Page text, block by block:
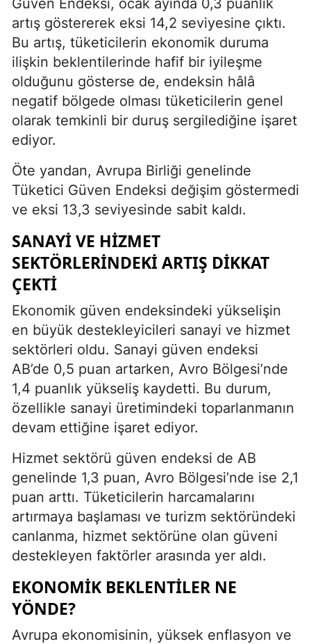
artış göstererek eksi 14,2 seviyesine çıktı.
Bu artış, tüketicilerin ekonomik duruma
ilişkin beklentilerinde hafif bir iyileşme
olduğunu gösterse de, endeksin hâlâ
negatif bölgede olması tüketicilerin genel
olarak temkinli bir duruş sergilediğine işaret
ediyor.
Öte yandan, Avrupa Birliği genelinde
Tüketici Güven Endeksi değişim göstermedi
ve eksi 13,3 seviyesinde sabit kaldı.
SANAYI VE HIZMET
SEKTÖRLERINDEKI ARTIŞ DIKKAT
ÇEKTI
Ekonomik güven endeksindeki yükselişin
en büyük destekleyicileri sanayi ve hizmet
sektörleri oldu. Sanayi güven endeksi
AB’de 0,5 puan artarken, Avro Bölgesi’nde
1,4 puanlık yükseliş kaydetti. Bu durum,
özellikle sanayi üretimindeki toparlanmanın
devam ettiğine işaret ediyor.
Hizmet sektörü güven endeksi de AB
genelinde 1,3 puan, Avro Bölgesi’nde ise 2,1
puan arttı. Tüketicilerin harcamalarını
artırmaya başlaması ve turizm sektöründeki
canlanma, hizmet sektörüne olan güveni
destekleyen faktörler arasında yer aldı.
EKONOMIK BEKLENTILER NE
YÖNDE?
Avrupa ekonomisinin, yüksek enflasyon ve